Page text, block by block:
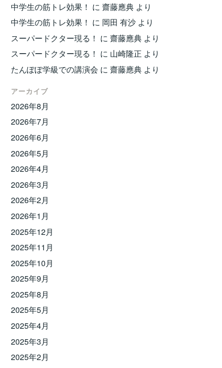
中学生の筋トレ効果！ に齋藤應典 より
中学生の筋トレ効果！ に 岡田 有沙 より
スーパードクター現る！ に齋藤應典 より
スーパードクター現る！ に 山崎隆正 より
たんぽぽ学級での講演会 に齋藤應典 より
アーカイブ
2026年8月
2026年7月
2026年6月
2026年5月
2026年4月
2026年3月
2026年2月
2026年1月
2025年12月
2025年11月
2025年10月
2025年9月
2025年8月
2025年5月
2025年4月
2025年3月
2025年2月